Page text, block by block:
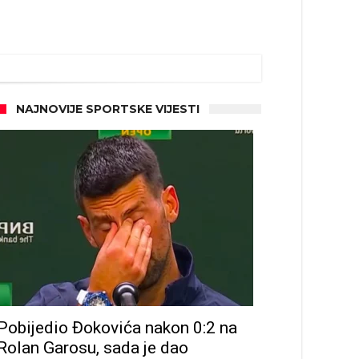
NAJNOVIJE SPORTSKE VIJESTI
Đokovića nakon 0:2 na
Garosu, sada je dao